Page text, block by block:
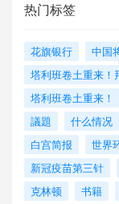
热门标签
花旗银行 中国
塔利班卷土重来！
塔利班卷土重来！
議題
什么情况
白宫简报
世界
新冠疫苗第三针
克林顿
书籍